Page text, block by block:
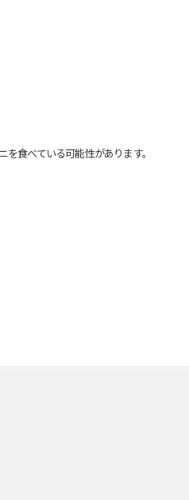
食べている可能性があります。